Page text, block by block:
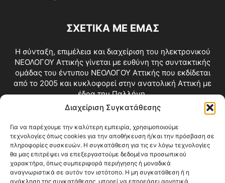
Διαχείριση Συγκατάθεσης
Για να παρέχουμε την καλύτερη εμπειρία, χρησιμοποιούμε
τεχνολογίες όπως cookies για την αποθήκευση ή/και την πρόσβαση σε
πληροφορίες συσκευών. Η συγκατάθεση για τις εν λόγω τεχνολογίες
θα μας επιτρέψει να επεξεργαστούμε δεδομένα προσωπικού
χαρακτήρα, όπως συμπεριφορά περιήγησης ή μοναδικά
αναγνωριστικά σε αυτόν τον ιστότοπο. Η μη συγκατάθεση ή η
ανάκληση της συγκατάθεσης, μπορεί να επηρεάσει αρνητικά
ΣΧΕΤΙΚΑ ΜΕ ΕΜΑΣ
Η σύνταξη, επιμέλεια και διαχείριση του ηλεκτρονικού
ΝΕΟΛΟΓΟΥ Αττικής γίνεται με ευθύνη της συντακτικής
ομάδας του έντυπου ΝΕΟΛΟΓΟΥ Αττικής που εκδίδεται
από το 2005 και κυκλοφορεί στην ανατολική Αττική με
έδρα την Παλλήνη.
Επικοινωνία:info@neologosattikis.gr
ΑΚΟΛΟΥΘΗΣΕ ΜΑΣ